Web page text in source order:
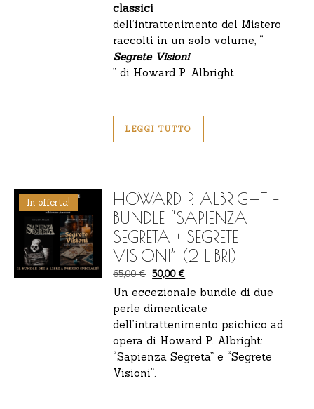
classici
dell’intrattenimento del Mistero
raccolti in un solo volume, “
Segrete Visioni
” di Howard P. Albright.
LEGGI TUTTO
In offerta!
HOWARD P. ALBRIGHT –
BUNDLE “SAPIENZA
SEGRETA + SEGRETE
VISIONI” (2 LIBRI)
65,00€ Il prezzo originale era: 65,00 €.
50,00€Il prezzo attuale è: 50,00 €.
Un eccezionale bundle di due
perle dimenticate
dell’intrattenimento psichico ad
opera di Howard P. Albright:
“Sapienza Segreta” e “Segrete
Visioni”.